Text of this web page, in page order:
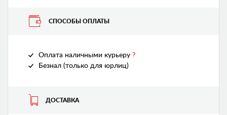
СПОСОБЫ ОПЛАТЫ
Оплата наличными курьеру ?
Безнал (только для юрлиц)
ДОСТАВКА